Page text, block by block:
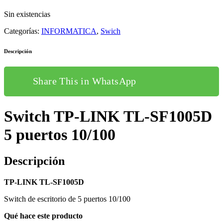
Sin existencias
Categorías: INFORMATICA, Swich
Descripción
Share This in WhatsApp
Switch TP-LINK TL-SF1005D
5 puertos 10/100
Descripción
TP-LINK TL-SF1005D
Switch de escritorio de 5 puertos 10/100
Qué hace este producto